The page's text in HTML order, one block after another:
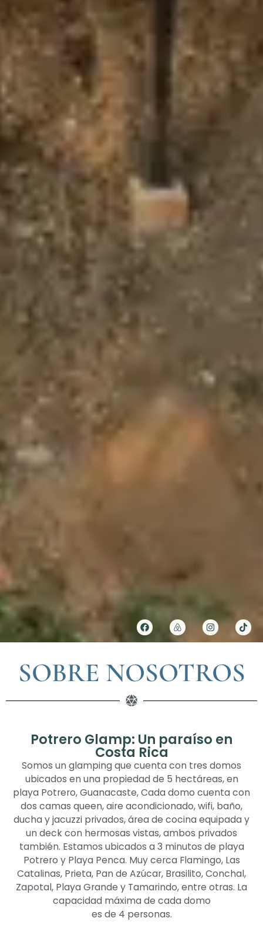
SOBRE NOSOTROS
Potrero Glamp: Un paraíso en
Costa Rica
Somos un glamping que cuenta con tres domos
ubicados en una propiedad de 5 hectáreas, en
playa Potrero, Guanacaste, Cada domo cuenta con
dos camas queen, aire acondicionado, wifi, baño,
ducha y jacuzzi privados, área de cocina equipada y
un deck con hermosas vistas, ambos privados
también. Estamos ubicados a 3 minutos de playa
Potrero y Playa Penca. Muy cerca Flamingo, Las
Catalinas, Prieta, Pan de Azúcar, Brasilito, Conchal,
Zapotal, Playa Grande y Tamarindo, entre otras. La
capacidad máxima de cada domo
es de 4 personas.